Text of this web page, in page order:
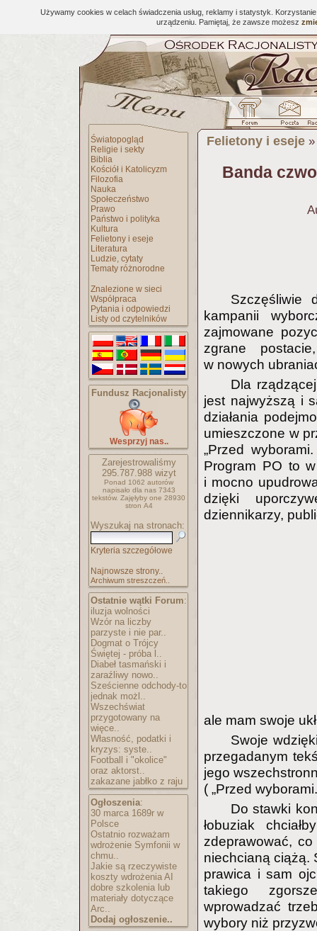
Używamy cookies w celach świadczenia usług, reklamy i statystyk.
urządzeniu. Pamiętaj, że zawsze możesz
Światopogląd
Religie i sekty
Biblia
Kościół i Katolicyzm
Filozofia
Nauka
Społeczeństwo
Prawo
Państwo i polityka
Kultura
Felietony i eseje
Literatura
Ludzie, cytaty
Tematy różnorodne
Znalezione w sieci
Współpraca
Pytania i odpowiedzi
Listy od czytelników
Fundusz Racjonalisty
Wesprzyj nas..
Zarejestrowaliśmy
295.787.988wizyt
Ponad 1062 autorów
napisało dla nas 7343
tekstów. Zajęłyby one 28930
stron A4
Wyszukaj na stronach:
Kryteria szczegółowe
Najnowsze strony..
Archiwum streszczeń..
Ostatnie wątki Forum:
iluzja wolności
Wzór na liczby
parzyste i nie par..
Dogmat o Trójcy
Świętej - próba l..
Diabeł tasmański i
zaraźliwy nowo..
Sześcienne odchody-to
jednak możl..
Wszechświat
przygotowany na
więce..
Własność, podatki i
kryzys: syste..
Football i "okolice"
oraz aktorst..
zakazane jabłko z raju
Ogłoszenia:
30 marca 1689r w
Polsce
Ostatnio rozważam
wdrożenie Symfonii w
chmu..
Jakie są rzeczywiste
koszty wdrożenia AI
dobre szkolenia lub
materiały dotyczące
Arc..
Dodaj ogłoszenie..
Felietony i eseje
Banda
Szczęśliwie
kampanii
zajmowane
zgrane
w nowych
Dla
jest najwyższą i
działania
umieszczone w
„Przed
Program PO to
i mocno
dzięki
dziennikarzy,
ale mam swoje
Swoje
przegadanym
jego
( „Przed
Do stawki
łobuziak
zdeprawować,
niechcianą ciążą.
prawica i sam
takiego
wprowadzać
wybory niż